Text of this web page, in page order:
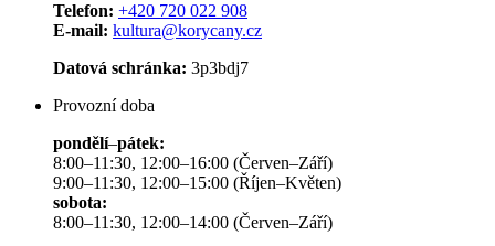
Telefon: +420 720 022 908
E-mail: kultura@korycany.cz
Datová schránka: 3p3bdj7
Provozní doba
pondělí–pátek:
8:00–11:30, 12:00–16:00 (Červen–Září)
9:00–11:30, 12:00–15:00 (Říjen–Květen)
sobota:
8:00–11:30, 12:00–14:00 (Červen–Září)